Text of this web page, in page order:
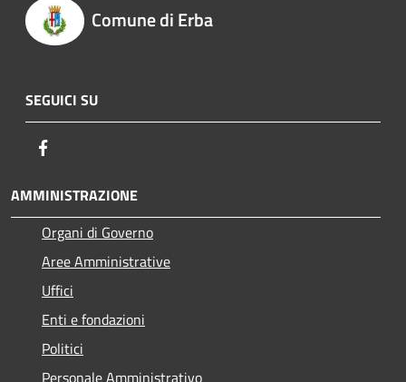
Comune di Erba
SEGUICI SU
AMMINISTRAZIONE
Organi di Governo
Aree Amministrative
Uffici
Enti e fondazioni
Politici
Personale Amministrativo